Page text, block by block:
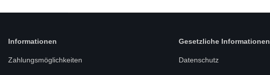
Informationen
Zahlungsmöglichkeiten
Gesetzliche Informationen
Datenschutz